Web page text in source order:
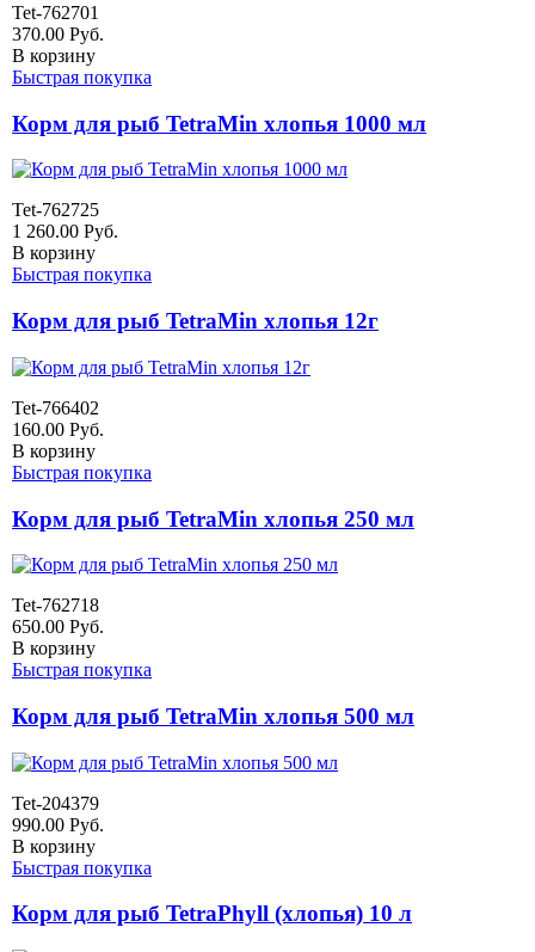
Tet-762701
370.00 Руб.
В корзину
Быстрая покупка
Корм для рыб TetraMin хлопья 1000 мл
Tet-762725
1 260.00 Руб.
В корзину
Быстрая покупка
Корм для рыб TetraMin хлопья 12г
Tet-766402
160.00 Руб.
В корзину
Быстрая покупка
Корм для рыб TetraMin хлопья 250 мл
Tet-762718
650.00 Руб.
В корзину
Быстрая покупка
Корм для рыб TetraMin хлопья 500 мл
Tet-204379
990.00 Руб.
В корзину
Быстрая покупка
Корм для рыб TetraPhyll (хлопья) 10 л